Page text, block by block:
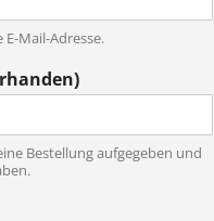
Mail-Adresse.
Bestellung aufgegeben und